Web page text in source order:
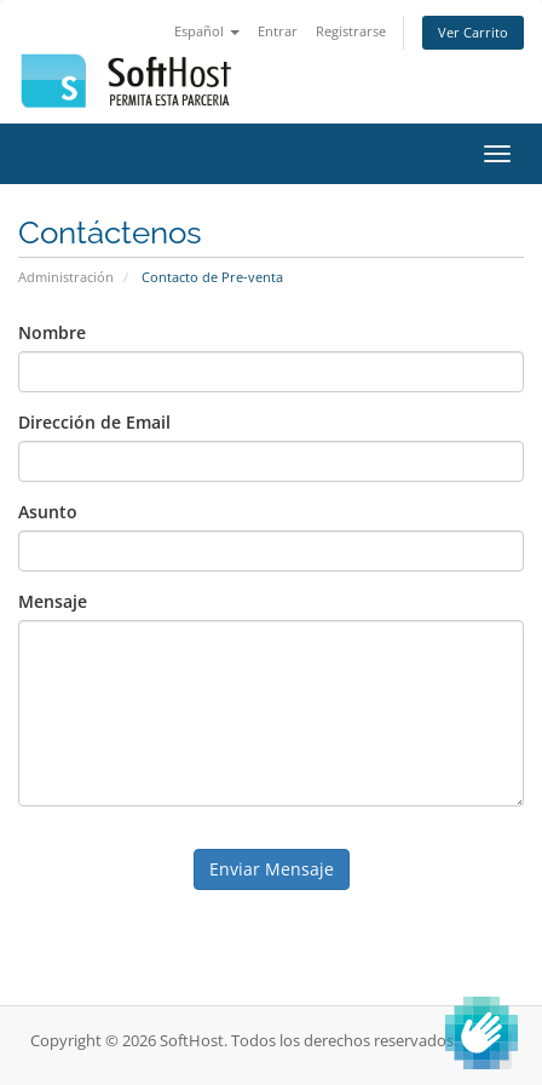
Español Entrar Registrarse Ver Carrito
Contáctenos
Administración Contacto de Pre-venta
Nombre
Dirección de Email
Asunto
Mensaje
Enviar Mensaje
Copyright © 2026 SoftHost. Todos los derechos reservados.